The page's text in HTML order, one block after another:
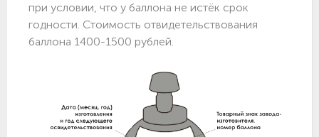
при условии, что у баллона не истёк срок
годности. Стоимость отвидетельствования
баллона 1400-1500 рублей.